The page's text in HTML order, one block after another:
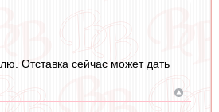
Отставка сейчас может дать